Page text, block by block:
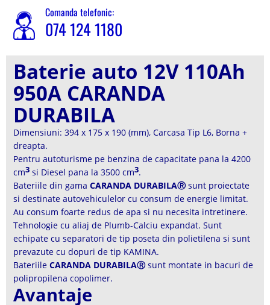
Comanda telefonic:
074 124 1180
Baterie auto 12V 110Ah
950A CARANDA
DURABILA
Dimensiuni: 394 x 175 x 190 (mm), Carcasa Tip L6, Borna +
dreapta.
Pentru autoturisme pe benzina de capacitate pana la 4200
cm3 si Diesel pana la 3500 cm3.
Bateriile din gama CARANDA DURABILAⓇsunt proiectate
si destinate autovehiculelor cu consum de energie limitat.
Au consum foarte redus de apa si nu necesita intretinere.
Tehnologie cu aliaj de Plumb-Calciu expandat. Sunt
echipate cu separatori de tip poseta din polietilena si sunt
prevazute cu dopuri de tip KAMINA.
Bateriile CARANDA DURABILAⓇsunt montate in bacuri de
polipropilena copolimer.
Avantaje